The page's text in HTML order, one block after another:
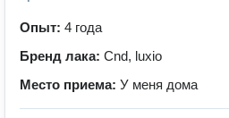
Опыт: 4 года
Бренд лака: Cnd, luxio
Место приема: У меня дома